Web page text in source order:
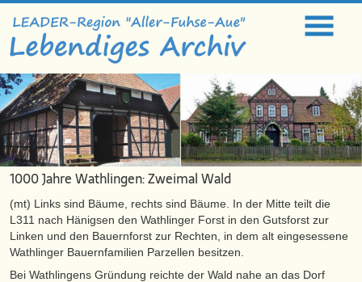
1000 Jahre Wathlingen: Zweimal Wald
(mt) Links sind Bäume, rechts sind Bäume. In der Mitte teilt die
L311 nach Hänigsen den Wathlinger Forst in den Gutsforst zur
Linken und den Bauernforst zur Rechten, in dem alt eingesessene
Wathlinger Bauernfamilien Parzellen besitzen.
Bei Wathlingens Gründung reichte der Wald nahe an das Dorf